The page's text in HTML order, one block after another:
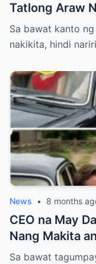
Tatlong Araw
— Hanggang
Bilyonaryo
Sa bawat kanto
nakikita, hindi
News • 8 months
CEO na May
Nang Makita
At ang Lihim
Sa bawat